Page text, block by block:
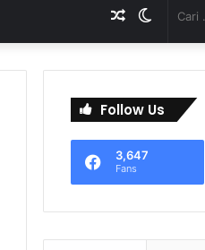
Switch
skin
Artikel
Acak
Follow Us
3,647
Fans